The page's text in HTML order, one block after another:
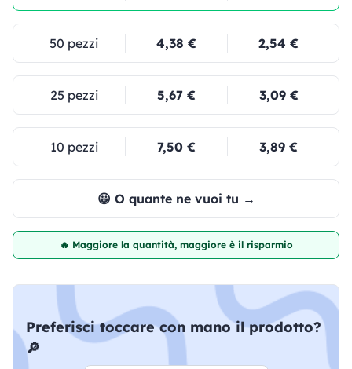
50 pezzi 4,38 € 2,54 €
25 pezzi 5,67 € 3,09 €
10 pezzi 7,50 € 3,89 €
😀 O quante ne vuoi tu →
🔥 Maggiore la quantità, maggiore è il risparmio
Preferisci toccare con mano il prodotto?
🔎